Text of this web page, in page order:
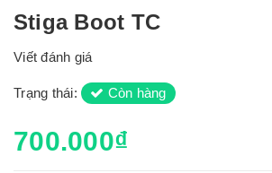
Stiga Boot TC
Viết đánh giá
Trạng thái: Còn hàng
700.000₫